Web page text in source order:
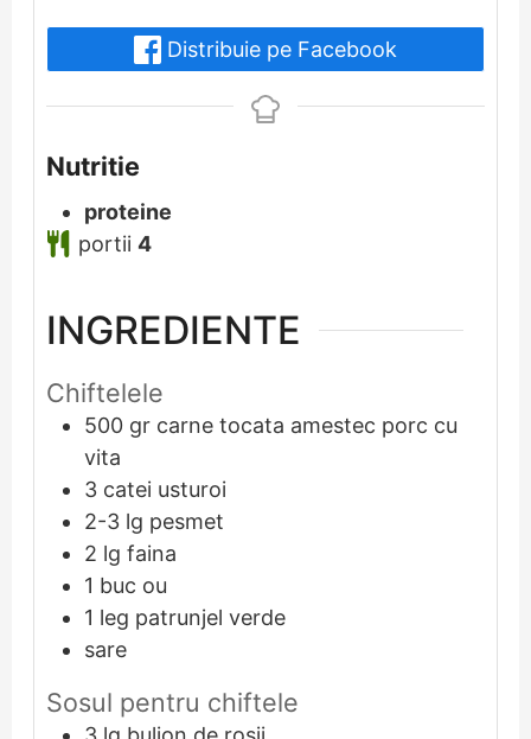
Distribuie pe Facebook
Nutritie
proteine
portii4
INGREDIENTE
Chiftelele
500 gr carne tocata amestec porc cu
vita
3 catei usturoi
2-3 lg pesmet
2 lg faina
1 buc ou
1 leg patrunjel verde
sare
Sosul pentru chiftele